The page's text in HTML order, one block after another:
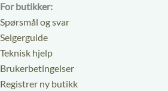
For butikker:
Spørsmål og svar
Selgerguide
Teknisk hjelp
Brukerbetingelser
Registrer ny butikk